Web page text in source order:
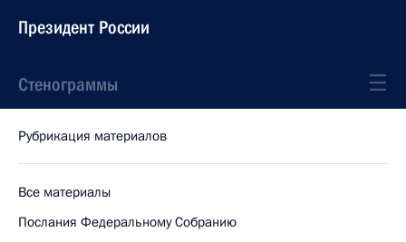
Президент России
Стенограммы
Рубрикация материалов
Все материалы
Послания Федеральному Собранию